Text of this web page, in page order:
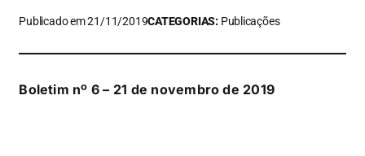
Publicado em 21/11/2019CATEGORIAS: Publicações
Boletim nº 6 – 21 de novembro de 2019